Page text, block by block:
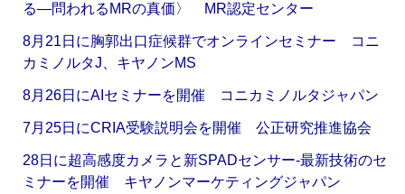
る―問われるMRの真価〉 MR認定センター
8月21日に胸郭出口症候群でオンラインセミナー コニ
カミノルタJ、キヤノンMS
8月26日にAIセミナーを開催 コニカミノルタジャパン
7月25日にCRIA受験説明会を開催 公正研究推進協会
28日に超高感度カメラと新SPADセンサー‐最新技術のセ
ミナーを開催 キヤノンマーケティングジャパン